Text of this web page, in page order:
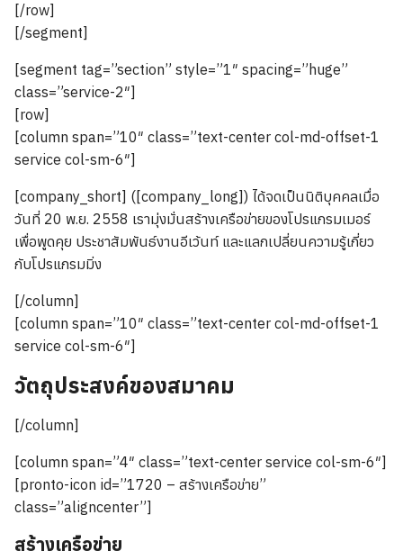
[/row]
[/segment]
[segment tag=”section” style=”1″ spacing=”huge”
class=”service-2″]
[row]
[column span=”10″ class=”text-center col-md-offset-1
service col-sm-6″]
[company_short] ([company_long]) ได้จดเป็นนิติบุคคลเมื่อ
วันที่ 20 พ.ย. 2558 เรามุ่งมั่นสร้างเครือข่ายของโปรแกรมเมอร์
เพื่อพูดคุย ประชาสัมพันธ์งานอีเว้นท์ และแลกเปลี่ยนความรู้เกี่ยว
กับโปรแกรมมิ่ง
[/column]
[column span=”10″ class=”text-center col-md-offset-1
service col-sm-6″]
วัตถุประสงค์ของสมาคม
[/column]
[column span=”4″ class=”text-center service col-sm-6″]
[pronto-icon id=”1720 – สร้างเครือข่าย”
class=”aligncenter”]
สร้างเครือข่าย